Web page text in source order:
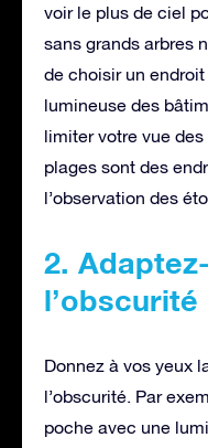
voir le plus de ciel
sans grands arbres
de choisir un
lumineuse des
limiter votre vue
plages sont des
l’observation des
2.
l’obscurité
Donnez à vos yeux
l’obscurité. Par
poche avec une